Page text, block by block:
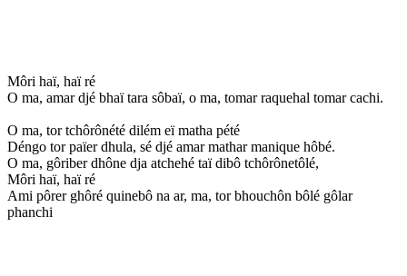
Môri haï, haï ré
O ma, amar djé bhaï tara sôbaï, o ma, tomar raquehal tomar cachi.
O ma, tor tchôrônété dilém eï matha pété
Déngo tor païer dhula, sé djé amar mathar manique hôbé.
O ma, gôriber dhône dja atchehé taï dibô tchôrônetôlé,
Môri haï, haï ré
Ami pôrer ghôré quinebô na ar, ma, tor bhouchôn bôlé gôlar
phanchi